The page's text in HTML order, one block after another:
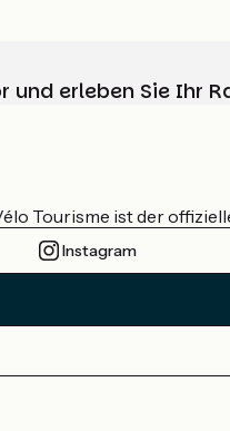
und erleben Sie Ihr
Tourisme ist der
Instagram